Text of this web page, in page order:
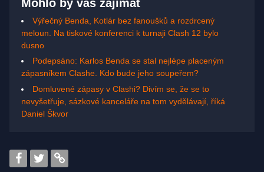
Mohlo by vás zajímat
Výřečný Benda, Kotlár bez fanoušků a rozdrcený
meloun. Na tiskové konferenci k turnaji Clash 12 bylo
dusno
Podepsáno: Karlos Benda se stal nejlépe placeným
zápasníkem Clashe. Kdo bude jeho soupeřem?
Domluvené zápasy v Clashi? Divím se, že se to
nevyšetřuje, sázkové kanceláře na tom vydělávají, říká
Daniel Škvor